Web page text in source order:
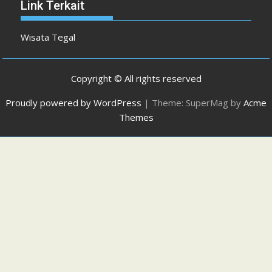
Link Terkait
Wisata Tegal
Copyright © All rights reserved
Proudly powered by WordPress | Theme: SuperMag by Acme
Themes